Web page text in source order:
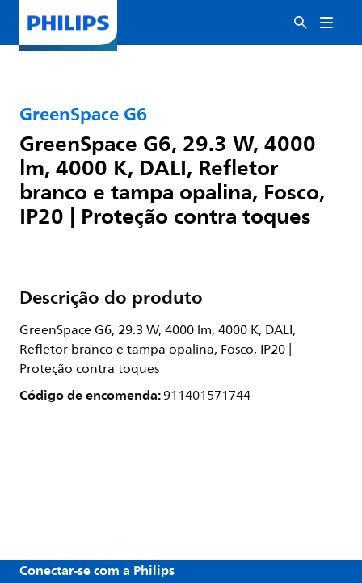
GreenSpace G6
GreenSpace G6, 29.3 W, 4000
lm, 4000 K, DALI, Refletor
branco e tampa opalina, Fosco,
IP20 | Proteção contra toques
Descrição do produto
GreenSpace G6, 29.3 W, 4000 lm, 4000 K, DALI,
Refletor branco e tampa opalina, Fosco, IP20 |
Proteção contra toques
Código de encomenda:911401571744
Conectar-se com a Philips